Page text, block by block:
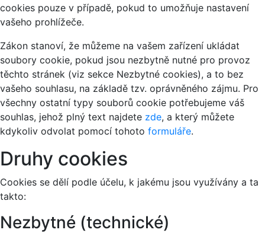
cookies pouze v případě, pokud to umožňuje nastavení
vašeho prohlížeče.
Zákon stanoví, že můžeme na vašem zařízení ukládat
soubory cookie, pokud jsou nezbytně nutné pro provoz
těchto stránek (viz sekce Nezbytné cookies), a to bez
vašeho souhlasu, na základě tzv. oprávněného zájmu. Pro
všechny ostatní typy souborů cookie potřebujeme váš
souhlas, jehož plný text najdete zde, a který můžete
kdykoliv odvolat pomocí tohoto formuláře.
Druhy cookies
Cookies se dělí podle účelu, k jakému jsou využívány a ta
takto:
Nezbytné (technické)